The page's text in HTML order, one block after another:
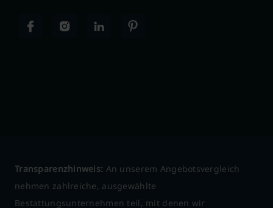
Transparenzhinweis: An unserem Angebotsvergleich
nehmen zahlreiche, ausgewählte
Bestattungsunternehmen teil, mit denen wir